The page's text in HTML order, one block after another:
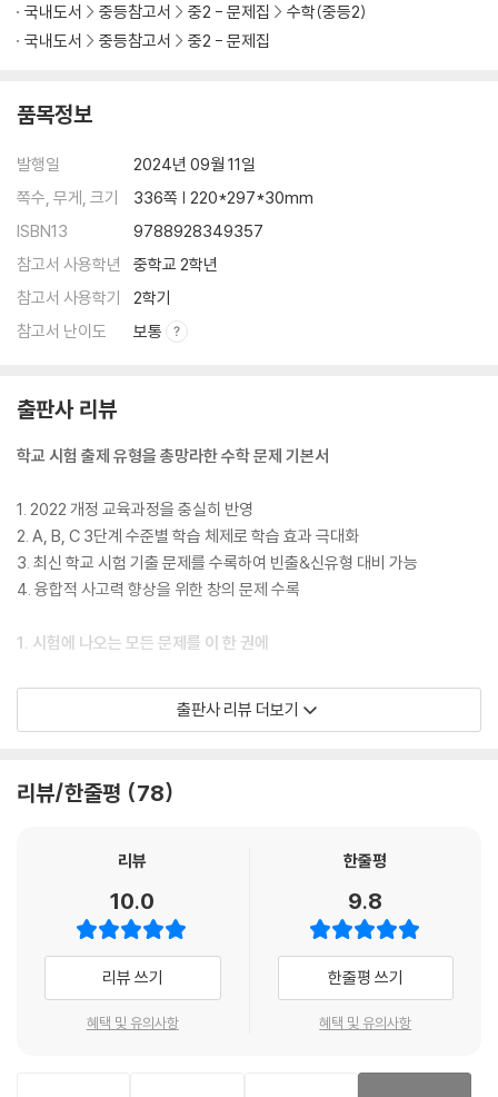
국내도서 중등참고서 중2 - 문제집
수학(중등2)
국내도서
중등참고서 중2 - 문제집
품목정보
발행일
2024년 09월 11일
쪽수, 무게, 크기
336쪽 | 220*297*30mm
ISBN13
9788928349357
참고서 사용학년
중학교 2학년
참고서 사용학기
2학기
참고서 난이도
보통
출판사 리뷰
학교 시험 출제 유형을 총망라한 수학 문제 기본서
1. 2022 개정 교육과정을 충실히 반영
2. A, B, C 3단계 수준별 학습 체제로 학습 효과 극대화
3. 최신 학교 시험 기출 문제를 수록하여 빈출&신유형 대비 가능
4. 융합적 사고력 향상을 위한 창의 문제 수록
1. 시험에 나오는 모든 문제를 이 한 권에
전국 중학교의 학교 시험 기출 문제를 수집하고 분석하여 유형별로 총정리
했기 때문에 쎈 수학 한 권만으로도 중학교 수학 학습을 완벽하게 완성할
2. 모든 문제를 A, B, C 3단계 난이도로 구성
쉬운 문제에서부터 어려운 문제까지 순서대로 도전하는 것이 합리적인 수
고, B단계 유형 뽀개기에서는 이를 다시 하, 중, 상의 난이도로 세분하여 체
계적으로 수학 실력을 키울 수 있도록 만들었습니다.
3. 개념별로 입체적이고 세밀한 유형 제시
수학 2-2에서 다뤄야 하는 모든 문제를 157개 유형으로 분류하고 1142문
출판사 리뷰 더보기
리뷰/한줄평 78
리뷰
10.0
리뷰 쓰기
혜택 및 유의사항
한줄평
9.8
한줄평 쓰기
혜택 및 유의사항